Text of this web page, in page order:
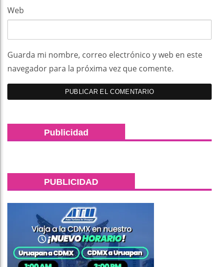
Web
Guarda mi nombre, correo electrónico y web en este
navegador para la próxima vez que comente.
Publicidad
PUBLICIDAD